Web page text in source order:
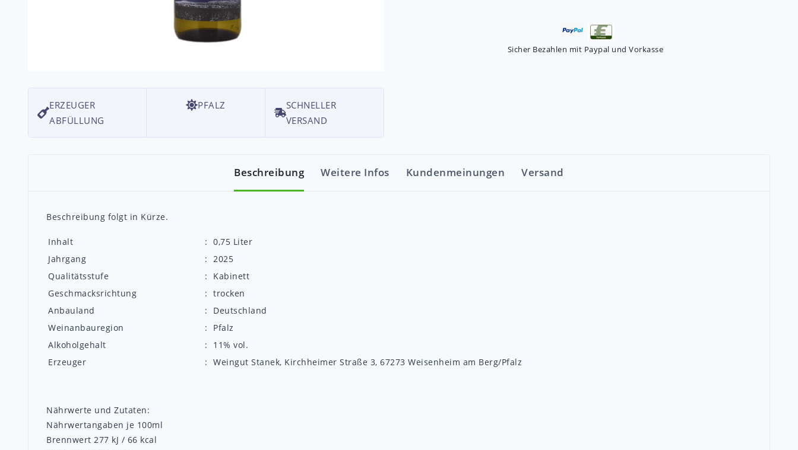
ERZEUGER
ABFÜLLUNG
PFALZ
SCHNELLER
VERSAND
Sicher Bezahlen mit Paypal und Vorkasse
Beschreibung Weitere Infos Kundenmeinungen Versand
Beschreibung folgt in Kürze.
Inhalt : 0,75 Liter
Jahrgang
: 2025
Qualitätsstufe
:
Kabinett
Geschmacksrichtung
: trocken
Anbauland
:
Deutschland
Weinanbauregion
:
Pfalz
Alkoholgehalt
:
11% vol.
Erzeuger
: Weingut Stanek, Kirchheimer Straße 3, 67273 Weisenheim am Berg/Pfalz
Nährwerte und Zutaten:
Nährwertangaben je 100ml
Brennwert 277 kJ / 66 kcal